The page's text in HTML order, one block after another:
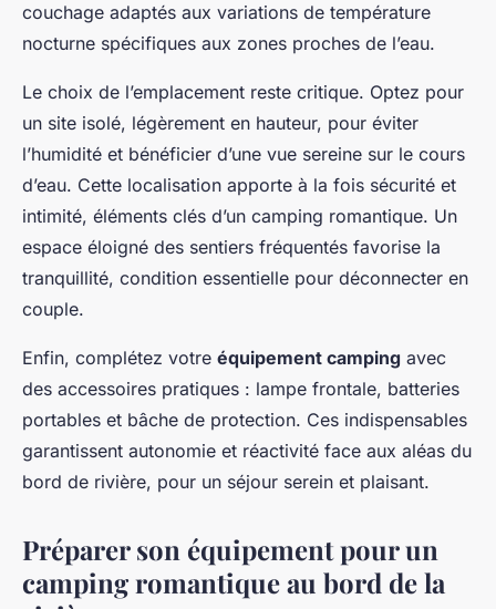
couchage adaptés aux variations de température
nocturne spécifiques aux zones proches de l’eau.
Le choix de l’emplacement reste critique. Optez pour
un site isolé, légèrement en hauteur, pour éviter
l’humidité et bénéficier d’une vue sereine sur le cours
d’eau. Cette localisation apporte à la fois sécurité et
intimité, éléments clés d’un camping romantique. Un
espace éloigné des sentiers fréquentés favorise la
tranquillité, condition essentielle pour déconnecter en
couple.
Enfin, complétez votre équipement camping avec
des accessoires pratiques : lampe frontale, batteries
portables et bâche de protection. Ces indispensables
garantissent autonomie et réactivité face aux aléas du
bord de rivière, pour un séjour serein et plaisant.
Préparer son équipement pour un
camping romantique au bord de la